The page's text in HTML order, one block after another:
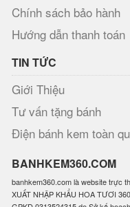
Chính sách bảo hành
Hướng dẫn thanh toán
TIN TỨC
Giới Thiệu
Tư vấn tặng bánh
Điện bánh kem toàn
BANHKEM360.COM
banhkem360.com là website trực
XUẤT NHẬP KHẨU HOA TƯƠI 360